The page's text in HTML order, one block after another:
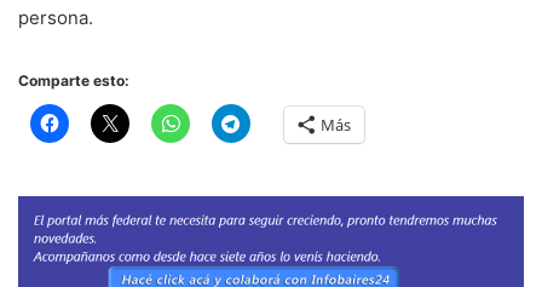
persona.
Comparte esto:
Más